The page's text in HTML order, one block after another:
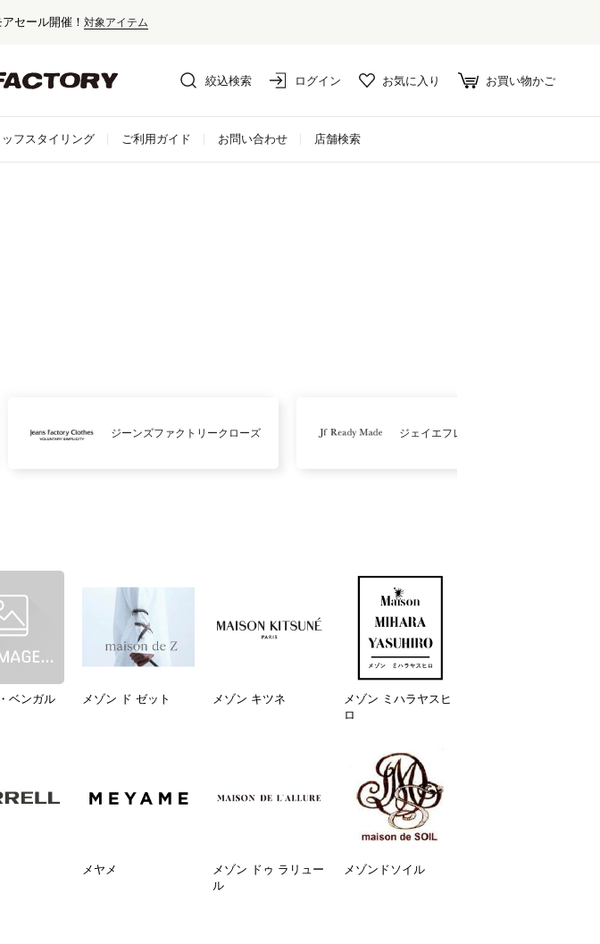
セール対象外アイテムは10%ポイント還元！
しく
絞込検索 ログイン お気に入り お買い物かご
ッフスタイリング ご利用ガイド お問い合わせ 店舗検索
ジーンズファクトリークローズ ジェイエフレディメイド
ベンガル メゾン ド ゼット メゾン キツネ
メゾン ミハラヤスヒ
ロ
メヤメ
メゾン ドゥ ラリュー
ル
メゾンドソイル